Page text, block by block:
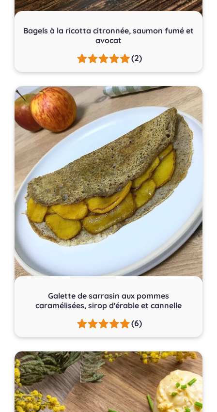
Bagels à la ricotta citronnée, saumon fumé et
avocat
(2)
Galette de sarrasin aux pommes
caramélisées, sirop d'érable et cannelle
(6)